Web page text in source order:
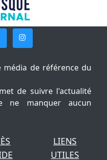
média de référence du
de suivre l'actualité
manquer aucun
LIENS
UTILES